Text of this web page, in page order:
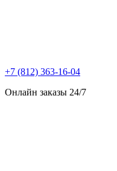
+7 (812) 363-16-04
Онлайн заказы 24/7